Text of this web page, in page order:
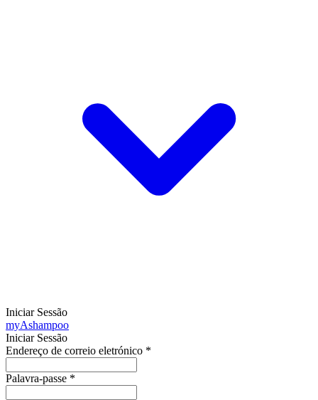
Iniciar Sessão
myAshampoo
Iniciar Sessão
Endereço de correio eletrónico *
Palavra-passe *